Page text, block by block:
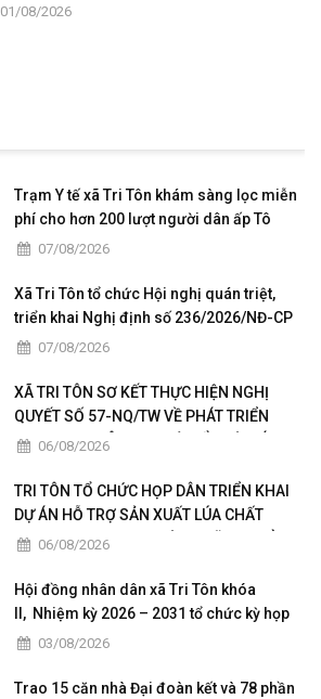
01/08/2026
Trạm Y tế xã Tri Tôn khám sàng lọc miễn
phí cho hơn 200 lượt người dân ấp Tô
Thuận.07/08/2026
Xã Tri Tôn tổ chức Hội nghị quán triệt,
triển khai Nghị định số 236/2026/NĐ-CP
và Nghị định số 241/2026/NĐ-CP của
07/08/2026
XÃ TRI TÔN SƠ KẾT THỰC HIỆN NGHỊ
QUYẾT SỐ 57-NQ/TW VỀ PHÁT TRIỂN
KHOA HỌC, CÔNG NGHỆ, ĐỔI MỚI SÁNG
06/08/2026
TRI TÔN TỔ CHỨC HỌP DÂN TRIỂN KHAI
DỰ ÁN HỖ TRỢ SẢN XUẤT LÚA CHẤT
LƯỢNG CAO THEO HƯỚNG HỮU CƠ VÀ
06/08/2026
Hội đồng nhân dân xã Tri Tôn khóa
II, Nhiệm kỳ 2026 – 2031 tổ chức kỳ họp
thứ 4 giữa năm 2026
03/08/2026
Trao 15 căn nhà Đại đoàn kết và 78 phần